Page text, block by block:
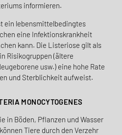
informieren.
ein lebensmittelbedingtes
eine Infektionskrankheit
kann. Die Listeriose gilt als
Risikogruppen (ältere
usw.) eine hohe Rate
und Sterblichkeit aufweist.
MONOCYTOGENES
in Böden, Pflanzen und Wasser
Tiere durch den Verzehr